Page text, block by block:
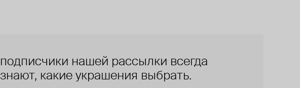
подписчики нашей рассылки всегда
знают, какие украшения выбрать.